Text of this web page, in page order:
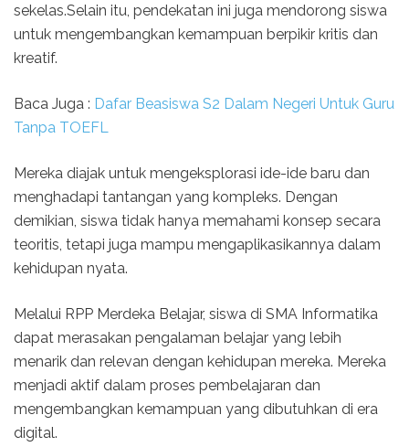
sekelas.Selain itu, pendekatan ini juga mendorong siswa
untuk mengembangkan kemampuan berpikir kritis dan
kreatif.
Baca Juga : Dafar Beasiswa S2 Dalam Negeri Untuk Guru
Tanpa TOEFL
Mereka diajak untuk mengeksplorasi ide-ide baru dan
menghadapi tantangan yang kompleks. Dengan
demikian, siswa tidak hanya memahami konsep secara
teoritis, tetapi juga mampu mengaplikasikannya dalam
kehidupan nyata.
Melalui RPP Merdeka Belajar, siswa di SMA Informatika
dapat merasakan pengalaman belajar yang lebih
menarik dan relevan dengan kehidupan mereka. Mereka
menjadi aktif dalam proses pembelajaran dan
mengembangkan kemampuan yang dibutuhkan di era
digital.